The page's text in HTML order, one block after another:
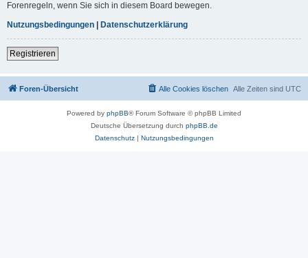
Forenregeln, wenn Sie sich in diesem Board bewegen.
Nutzungsbedingungen | Datenschutzerklärung
Registrieren
Foren-Übersicht Alle Zeiten sind UTC
Alle Cookies löschen
Powered by phpBB® Forum Software © phpBB Limited
Deutsche Übersetzung durch phpBB.de
Datenschutz| Nutzungsbedingungen